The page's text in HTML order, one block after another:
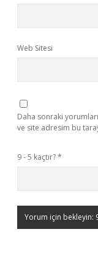
Web Sitesi
Daha sonraki
ve site adresim bu
9 - 5 kaçtır?*